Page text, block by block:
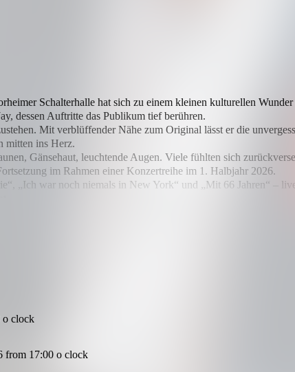
Schalterhalle hat sich zu einem kleinen kulturellen
dessen Auftritte das Publikum tief berühren.
Mit verblüffender Nähe zum Original lässt er die
mitten ins Herz.
Gänsehaut, leuchtende Augen. Viele fühlten sich
im Rahmen einer Konzertreihe im 1. Halbjahr 2026.
„Ich war noch niemals in New York“ und „Mit 66 Jahren“ –
o clock
from 17:00 o clock